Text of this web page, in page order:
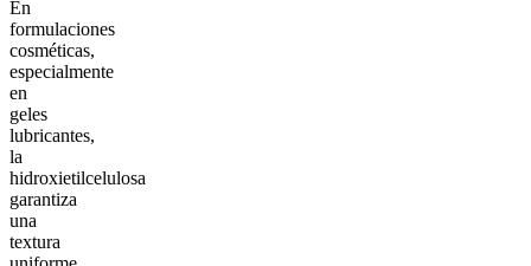
En
formulaciones
cosméticas,
especialmente
en
geles
lubricantes,
la
hidroxietilcelulosa
garantiza
una
textura